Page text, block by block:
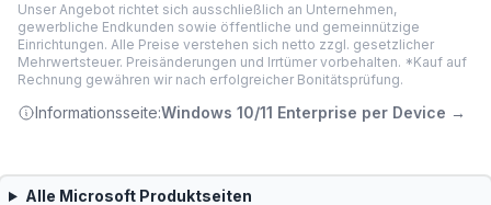
Unser Angebot richtet sich ausschließlich an Unternehmen,
gewerbliche Endkunden sowie öffentliche und gemeinnützige
Einrichtungen. Alle Preise verstehen sich netto zzgl. gesetzlicher
Mehrwertsteuer. Preisänderungen und Irrtümer vorbehalten. *Kauf auf
Rechnung gewähren wir nach erfolgreicher Bonitätsprüfung.
Informationsseite:Windows 10/11 Enterprise per Device →
Alle MicrosoftProduktseiten